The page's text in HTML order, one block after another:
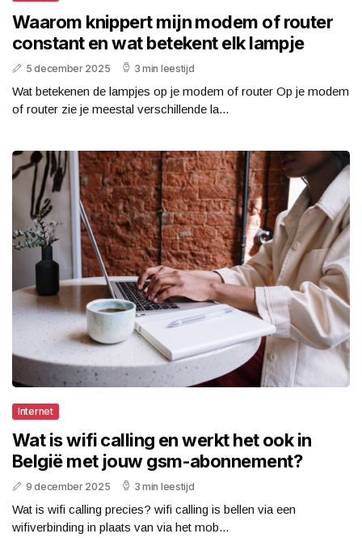
Waarom knippert mijn modem of router
constant en wat betekent elk lampje
5 december 2025 3 min leestijd
Wat betekenen de lampjes op je modem of router Op je modem
of router zie je meestal verschillende la...
Internet
Wat is wifi calling en werkt het ook in
België met jouw gsm-abonnement?
9 december 2025 3 min leestijd
Wat is wifi calling precies? wifi calling is bellen via een
wifiverbinding in plaats van via het mob...